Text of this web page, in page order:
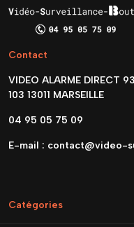
Contact
VIDEO ALARME DIRECT
103 13011 MARSEILLE
04 95 05 75 09
E-mail : contact@video-
Catégories